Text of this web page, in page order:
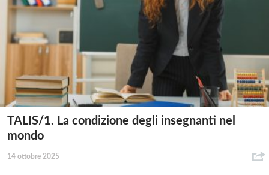
TALIS/1. La condizione degli insegnanti nel
mondo
14 ottobre 2025